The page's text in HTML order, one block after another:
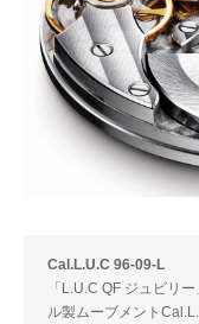
Cal.L.U.C 96-09-L
「L.U.C QF ジュビリ
ル製ムーブメント